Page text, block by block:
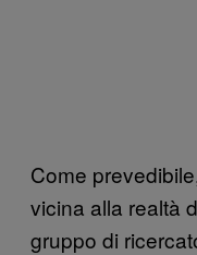
Come
vicina alla realtà
gruppo di